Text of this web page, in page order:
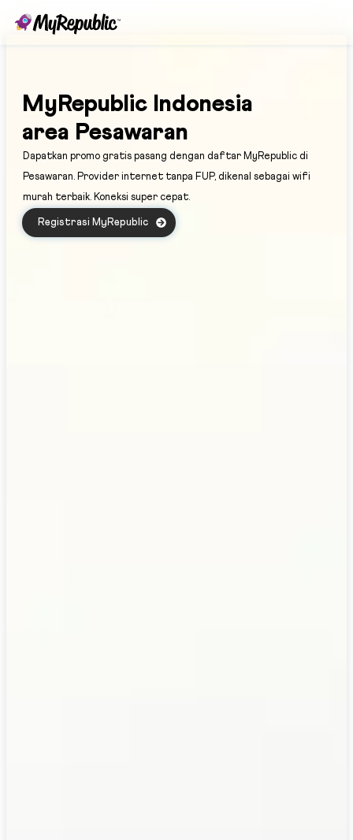
MyRepublic Indonesia
area Pesawaran
Dapatkan promo gratis pasang dengan daftar MyRepublic di
Pesawaran. Provider internet tanpa FUP, dikenal sebagai wifi
murah terbaik. Koneksi super cepat.
Registrasi MyRepublic